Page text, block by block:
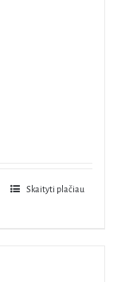
Skaityti plačiau